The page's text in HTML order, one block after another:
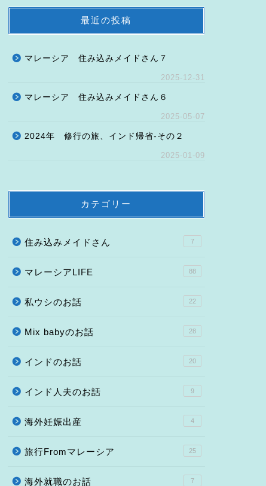
最近の投稿
マレーシア 住み込みメイドさん７
2025-12-31
マレーシア 住み込みメイドさん６
2025-05-07
2024年 修行の旅、インド帰省-その２
2025-01-09
カテゴリー
住み込みメイドさん 7
マレーシアLIFE 88
私ウシのお話 22
Mix babyのお話 28
インドのお話 20
インド人夫のお話 9
海外妊娠出産 4
旅行Fromマレーシア 25
海外就職のお話 7